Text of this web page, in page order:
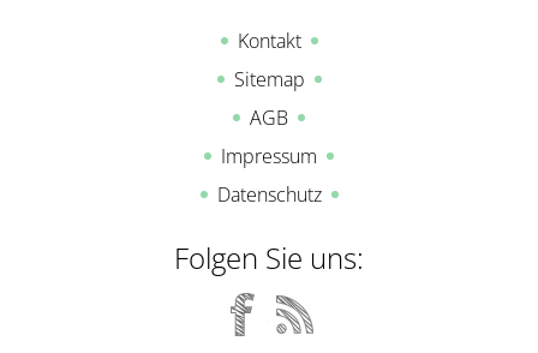
Kontakt
Sitemap
AGB
Impressum
Datenschutz
Folgen Sie uns: